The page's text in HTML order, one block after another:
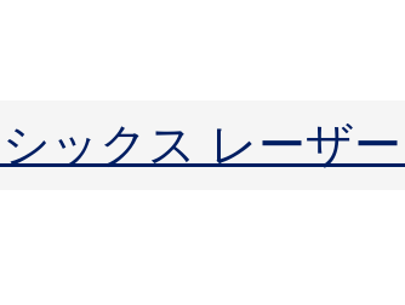
ックス レーザー